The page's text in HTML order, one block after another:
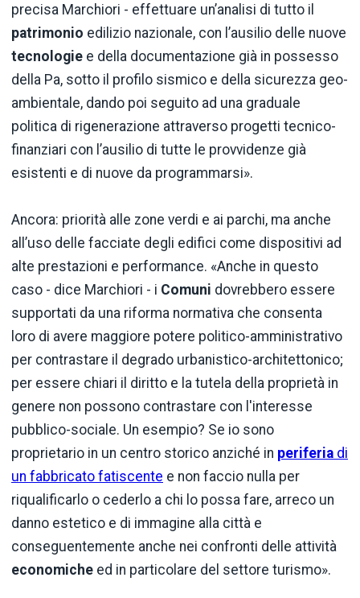
precisa Marchiori - effettuare un’analisi di tutto il
patrimonio edilizio nazionale, con l’ausilio delle nuove
tecnologie e della documentazione già in possesso
della Pa, sotto il profilo sismico e della sicurezza geo-
ambientale, dando poi seguito ad una graduale
politica di rigenerazione attraverso progetti tecnico-
finanziari con l’ausilio di tutte le provvidenze già
esistenti e di nuove da programmarsi».
Ancora: priorità alle zone verdi e ai parchi, ma anche
all’uso delle facciate degli edifici come dispositivi ad
alte prestazioni e performance. «Anche in questo
caso - dice Marchiori - i Comuni dovrebbero essere
supportati da una riforma normativa che consenta
loro di avere maggiore potere politico-amministrativo
per contrastare il degrado urbanistico-architettonico;
per essere chiari il diritto e la tutela della proprietà in
genere non possono contrastare con l'interesse
pubblico-sociale. Un esempio? Se io sono
proprietario in un centro storico anziché in periferia di
un fabbricato fatiscente e non faccio nulla per
riqualificarlo o cederlo a chi lo possa fare, arreco un
danno estetico e di immagine alla città e
conseguentemente anche nei confronti delle attività
economiche ed in particolare del settore turismo».